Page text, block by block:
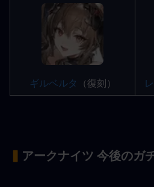
ギルベルタ （復刻）
▍ アークナイツ 今後のガ